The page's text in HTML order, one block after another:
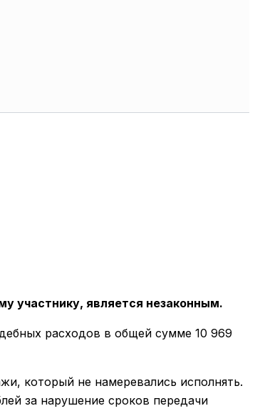
участнику, является незаконным.
расходов в общей сумме 10 969
который не намеревались исполнять.
за нарушение сроков передачи